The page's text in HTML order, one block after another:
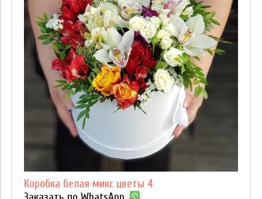
Коробка белая микс цветы 4